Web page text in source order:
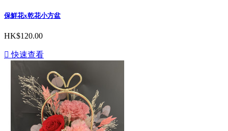
保鮮花x乾花小方盆
HK$120.00
 快速查看